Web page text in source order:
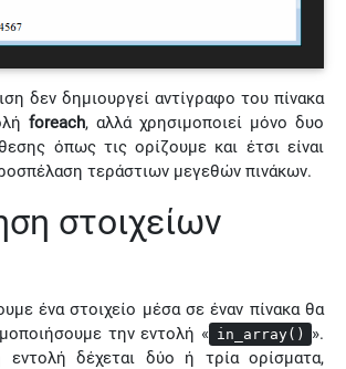
δεν δημιουργεί αντίγραφο του πίνακα
foreach, αλλά χρησιμοποιεί μόνο δυο
όπως τις ορίζουμε και έτσι είναι
τεράστιων μεγεθών πινάκων.
στοιχείων
ένα στοιχείο μέσα σε έναν πίνακα θα
την εντολή « in_array()
».
εντολή δέχεται δύο ή τρία ορίσματα,